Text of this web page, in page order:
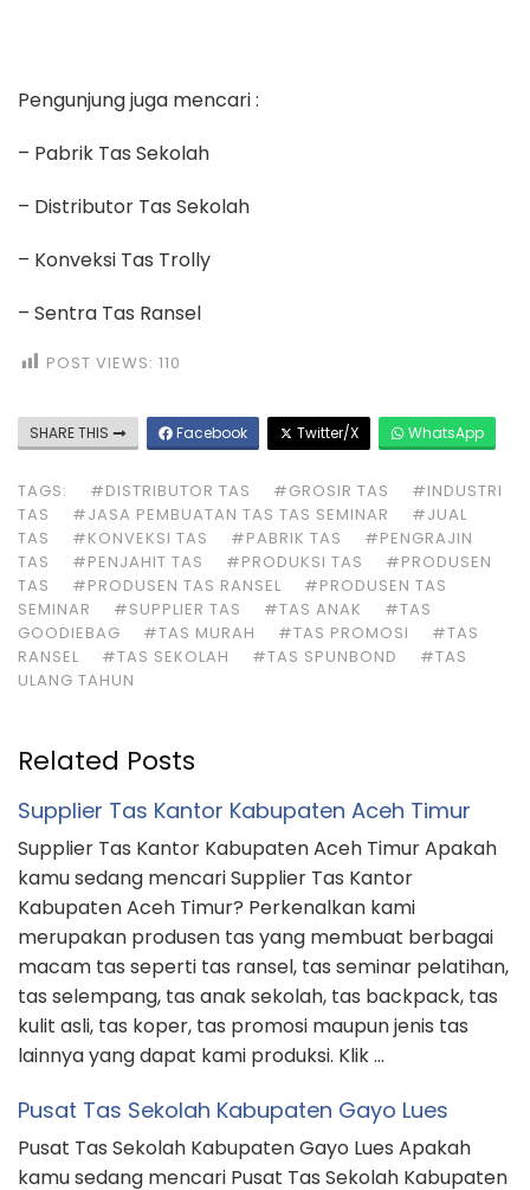
Pengunjung juga mencari :
– Pabrik Tas Sekolah
– Distributor Tas Sekolah
– Konveksi Tas Trolly
– Sentra Tas Ransel
POST VIEWS: 110
SHARE THIS Facebook Twitter/X WhatsApp
TAGS: #DISTRIBUTOR TAS #GROSIR TAS
#INDUSTRI
TAS
#JASA PEMBUATAN TAS TAS SEMINAR
#JUAL
TAS
#KONVEKSI TAS #PABRIK TAS
#PENGRAJIN
TAS
#PENJAHIT TAS #PRODUKSI TAS
#PRODUSEN
TAS
#PRODUSEN TAS RANSEL
#PRODUSEN TAS
SEMINAR
#SUPPLIER TAS #TAS ANAK
#TAS
GOODIEBAG
#TAS MURAH #TAS PROMOSI
#TAS
RANSEL
#TAS SEKOLAH #TAS SPUNBOND
#TAS
ULANG TAHUN
Related Posts
Supplier Tas Kantor Kabupaten Aceh Timur
Supplier Tas Kantor Kabupaten Aceh Timur Apakah
kamu sedang mencari Supplier Tas Kantor
Kabupaten Aceh Timur? Perkenalkan kami
merupakan produsen tas yang membuat berbagai
macam tas seperti tas ransel, tas seminar pelatihan,
tas selempang, tas anak sekolah, tas backpack, tas
kulit asli, tas koper, tas promosi maupun jenis tas
lainnya yang dapat kami produksi. Klik …
Pusat Tas Sekolah Kabupaten Gayo Lues
Pusat Tas Sekolah Kabupaten Gayo Lues Apakah
kamu sedang mencari Pusat Tas Sekolah Kabupaten